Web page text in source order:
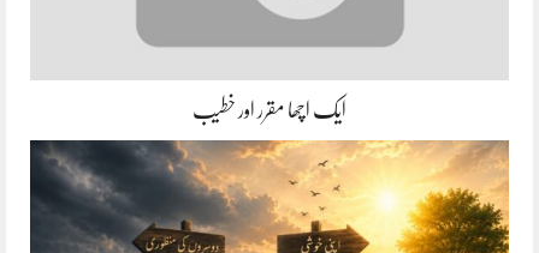
ایک اچھا مقرر اور خطیب